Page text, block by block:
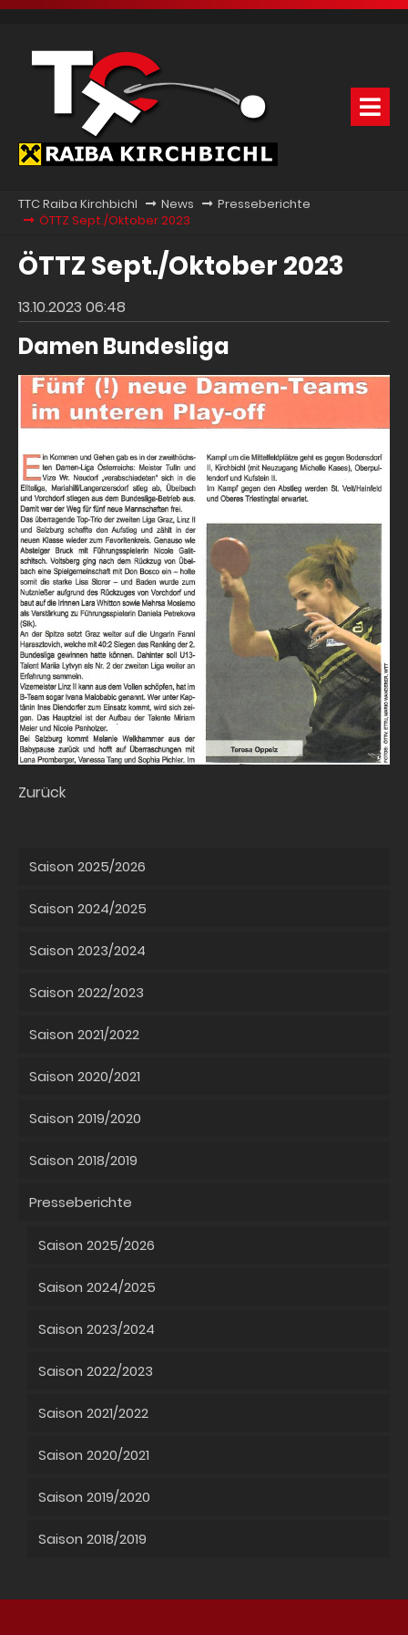
TTC Raiba Kirchbichl News
Presseberichte
ÖTTZ Sept./Oktober 2023
ÖTTZ Sept./Oktober 2023
13.10.2023 06:48
Damen Bundesliga
Zurück
Saison 2025/2026
Saison 2024/2025
Saison 2023/2024
Saison 2022/2023
Saison 2021/2022
Saison 2020/2021
Saison 2019/2020
Saison 2018/2019
Presseberichte
Saison 2025/2026
Saison 2024/2025
Saison 2023/2024
Saison 2022/2023
Saison 2021/2022
Saison 2020/2021
Saison 2019/2020
Saison 2018/2019